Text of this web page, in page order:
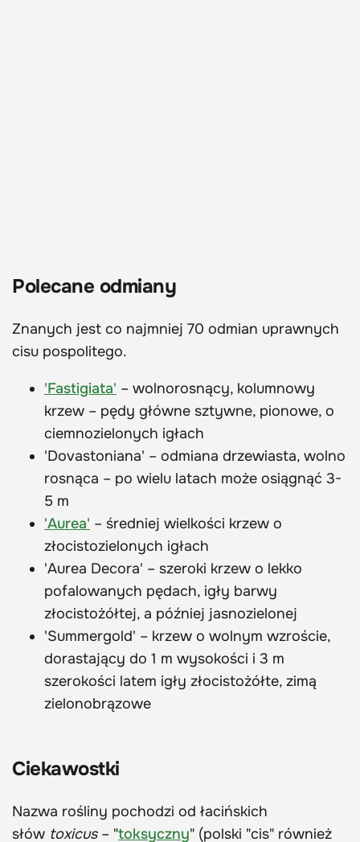
Polecane odmiany
Znanych jest co najmniej 70 odmian uprawnych
cisu pospolitego.
'Fastigiata' – wolnorosnący, kolumnowy
krzew – pędy główne sztywne, pionowe, o
ciemnozielonych igłach
'Dovastoniana' – odmiana drzewiasta, wolno
rosnąca – po wielu latach może osiągnąć 3-
5 m
'Aurea' – średniej wielkości krzew o
złocistozielonych igłach
'Aurea Decora' – szeroki krzew o lekko
pofalowanych pędach, igły barwy
złocistożółtej, a później jasnozielonej
'Summergold' – krzew o wolnym wzroście,
dorastający do 1 m wysokości i 3 m
szerokości latem igły złocistożółte, zimą
zielonobrązowe
Ciekawostki
Nazwa rośliny pochodzi od łacińskich
słów toxicus– "toksyczny" (polski "cis" również